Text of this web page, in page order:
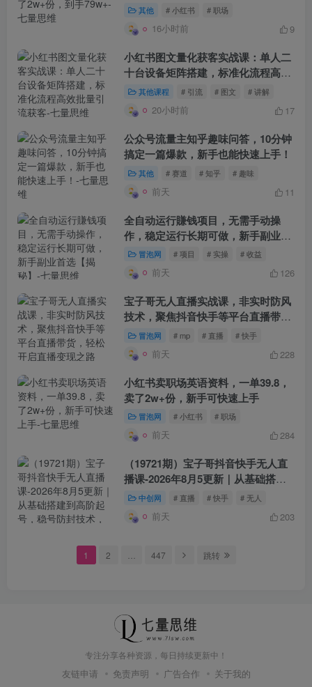
其他 # 小红书 # 职场
16小时前 9
小红书图文量化获客实战课：单人二
十台设备矩阵搭建，标准化流程高效
批量引流获客
其他课程 # 引流 # 图文 # 讲解
20小时前 17
公众号流量主知乎趣味问答，10分钟
搞定一篇爆款，新手也能快速上手！
其他 # 赛道 # 知乎 # 趣味
前天 11
全自动运行賺钱项目，无需手动操
作，稳定运行长期可做，新手副业首
选【揭秘】
冒泡网 # 项目 # 实操 # 收益
前天 126
宝子哥无人直播实战课，非实时防风
技术，聚焦抖音快手等平台直播带
货，轻松开启直播变现之路（更新
2026年08月06日）
冒泡网 # mp # 直播 # 快手
前天 228
小红书卖职场英语资料，一单39.8，
卖了2w+份，新手可快速上手
冒泡网 # 小红书 # 职场
前天 284
（19721期）宝子哥抖音快手无人直
播课-2026年8月5更新｜从基础搭建
到高阶起号，稳号防封技术，搭建自
动化直播变现体系
中创网 # 直播 # 快手 # 无人
前天 203
1 2 447 跳转
专注分享各种资源，每日持续更新中！
友链申请 免责声明 广告合作 关于我的